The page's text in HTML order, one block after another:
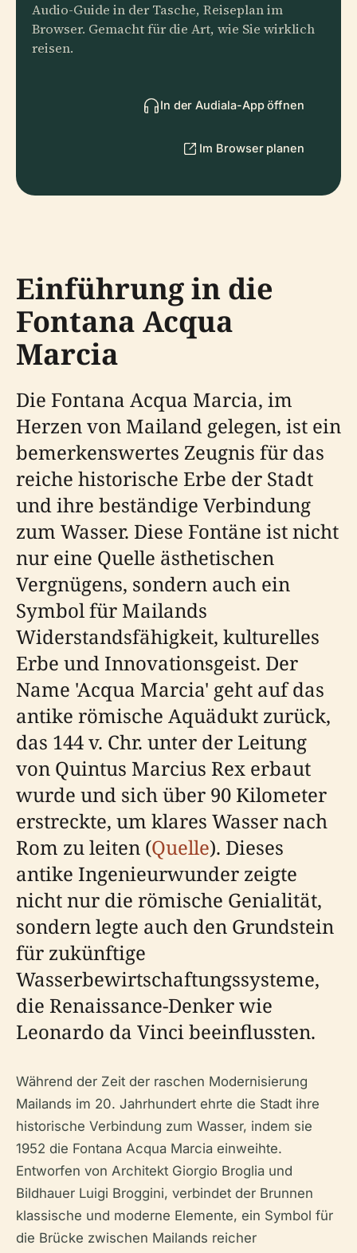
Audio-Guide in der Tasche, Reiseplan im
Browser. Gemacht für die Art, wie Sie wirklich
reisen.
In der Audiala-App öffnen
Im Browser planen
Einführung in die
Fontana Acqua
Marcia
Die Fontana Acqua Marcia, im
Herzen von Mailand gelegen, ist ein
bemerkenswertes Zeugnis für das
reiche historische Erbe der Stadt
und ihre beständige Verbindung
zum Wasser. Diese Fontäne ist nicht
nur eine Quelle ästhetischen
Vergnügens, sondern auch ein
Symbol für Mailands
Widerstandsfähigkeit, kulturelles
Erbe und Innovationsgeist. Der
Name 'Acqua Marcia' geht auf das
antike römische Aquädukt zurück,
das 144 v. Chr. unter der Leitung
von Quintus Marcius Rex erbaut
wurde und sich über 90 Kilometer
erstreckte, um klares Wasser nach
Rom zu leiten (Quelle). Dieses
antike Ingenieurwunder zeigte
nicht nur die römische Genialität,
sondern legte auch den Grundstein
für zukünftige
Wasserbewirtschaftungssysteme,
die Renaissance-Denker wie
Leonardo da Vinci beeinflussten.
Während der Zeit der raschen Modernisierung
Mailands im 20. Jahrhundert ehrte die Stadt ihre
historische Verbindung zum Wasser, indem sie
1952 die Fontana Acqua Marcia einweihte.
Entworfen von Architekt Giorgio Broglia und
Bildhauer Luigi Broggini, verbindet der Brunnen
klassische und moderne Elemente, ein Symbol für
die Brücke zwischen Mailands reicher